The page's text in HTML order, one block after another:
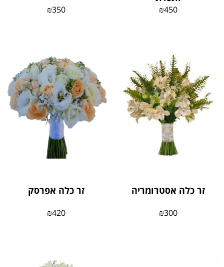
₪450
₪350
זר כלה אסטרומריה
₪300
זר כלה אפרסק
₪420